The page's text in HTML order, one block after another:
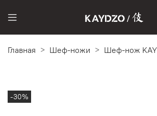
Главная Шеф-ножи Шеф-нож
-30%